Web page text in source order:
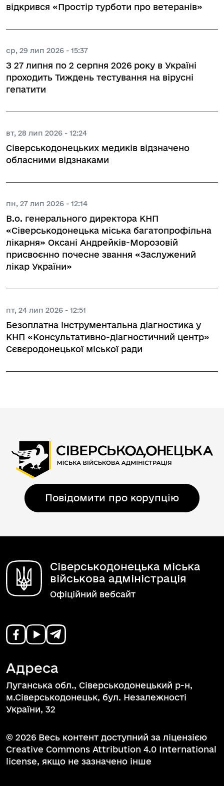
відкрився «Простір турботи про ветеранів»
ср, 29 лип 2026 - 15:37
З 27 липня по 2 серпня 2026 року в Україні
проходить Тиждень тестування на вірусні
гепатити
вт, 28 лип 2026 - 12:24
Сіверськодонецьких медиків відзначено
обласними відзнаками
пн, 27 лип 2026 - 12:14
В.о. генерального директора КНП
«Сіверськодонецька міська багатопрофільна
лікарня» Оксані Андрейків-Морозовій
присвоєнно почесне звання «Заслужений
лікар України»
пт, 24 лип 2026 - 12:51
Безоплатна інструментальна діагностика у
КНП «Консультативно-діагностичний центр»
Сєвєродонецької міської ради
Повідомити про корупцію
Сіверськодонецька міська
військова адміністрація
Офіційний вебсайт
Адреса
Луганська обл., Сіверськодонецький р-н,
м.Сіверськодонецьк, бул. Незалежності
України, 32
© 2026 Весь контент доступний за ліцензією
Creative Commons Attribution 4.0 International
license, якщо не зазначено інше